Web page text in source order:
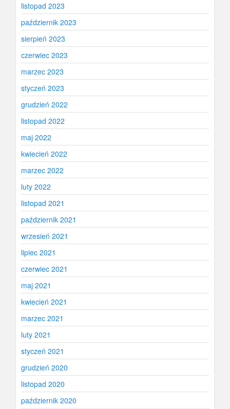
listopad 2023
październik 2023
sierpień 2023
czerwiec 2023
marzec 2023
styczeń 2023
grudzień 2022
listopad 2022
maj 2022
kwiecień 2022
marzec 2022
luty 2022
listopad 2021
październik 2021
wrzesień 2021
lipiec 2021
czerwiec 2021
maj 2021
kwiecień 2021
marzec 2021
luty 2021
styczeń 2021
grudzień 2020
listopad 2020
październik 2020